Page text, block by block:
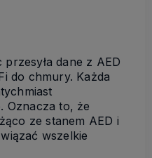
dane z AED
do chmury. Każda
Oznacza to, że
ze stanem AED i
wszelkie